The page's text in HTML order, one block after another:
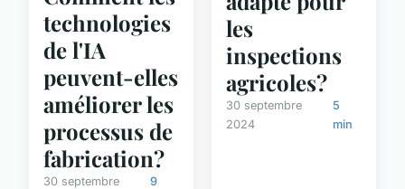
technologies
de l'IA
peuvent-elles
améliorer les
processus de
fabrication?
30 septembre
9
les
inspections
agricoles?
30 septembre
2024
5
min